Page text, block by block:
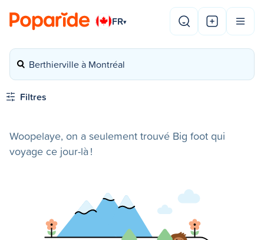
FR▾
Berthierville à Montréal
Filtres
Woopelaye, on a seulement trouvé Big foot qui
voyage ce jour-là !